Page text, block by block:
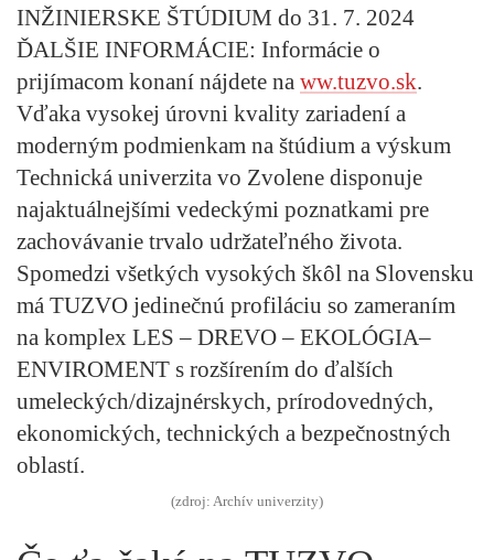
INŽINIERSKE ŠTÚDIUM do 31. 7. 2024
ĎALŠIE INFORMÁCIE: Informácie o
prijímacom konaní nájdete na ww.tuzvo.sk.
Vďaka vysokej úrovni kvality zariadení a
moderným podmienkam na štúdium a výskum
Technická univerzita vo Zvolene disponuje
najaktuálnejšími vedeckými poznatkami pre
zachovávanie trvalo udržateľného života.
Spomedzi všetkých vysokých škôl na Slovensku
má TUZVO jedinečnú profiláciu so zameraním
na komplex LES – DREVO – EKOLÓGIA–
ENVIROMENT s rozšírením do ďalších
umeleckých/dizajnérskych, prírodovedných,
ekonomických, technických a bezpečnostných
oblastí.
(zdroj: Archív univerzity)